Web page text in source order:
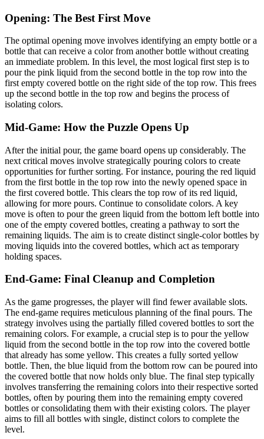
Opening: The Best First Move
The optimal opening move involves identifying an empty bottle or a
bottle that can receive a color from another bottle without creating
an immediate problem. In this level, the most logical first step is to
pour the pink liquid from the second bottle in the top row into the
first empty covered bottle on the right side of the top row. This frees
up the second bottle in the top row and begins the process of
isolating colors.
Mid-Game: How the Puzzle Opens Up
After the initial pour, the game board opens up considerably. The
next critical moves involve strategically pouring colors to create
opportunities for further sorting. For instance, pouring the red liquid
from the first bottle in the top row into the newly opened space in
the first covered bottle. This clears the top row of its red liquid,
allowing for more pours. Continue to consolidate colors. A key
move is often to pour the green liquid from the bottom left bottle into
one of the empty covered bottles, creating a pathway to sort the
remaining liquids. The aim is to create distinct single-color bottles by
moving liquids into the covered bottles, which act as temporary
holding spaces.
End-Game: Final Cleanup and Completion
As the game progresses, the player will find fewer available slots.
The end-game requires meticulous planning of the final pours. The
strategy involves using the partially filled covered bottles to sort the
remaining colors. For example, a crucial step is to pour the yellow
liquid from the second bottle in the top row into the covered bottle
that already has some yellow. This creates a fully sorted yellow
bottle. Then, the blue liquid from the bottom row can be poured into
the covered bottle that now holds only blue. The final step typically
involves transferring the remaining colors into their respective sorted
bottles, often by pouring them into the remaining empty covered
bottles or consolidating them with their existing colors. The player
aims to fill all bottles with single, distinct colors to complete the
level.